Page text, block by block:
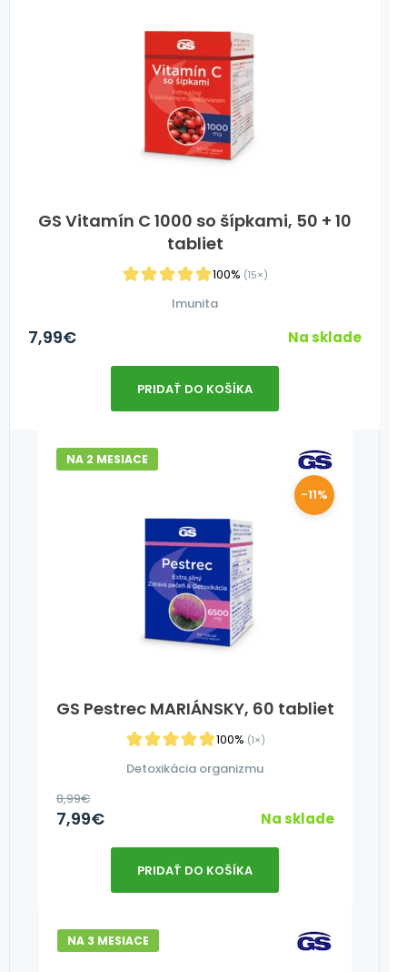
GS Vitamín C 1000 so šípkami, 50 + 10
tabliet
100% (15×)
Imunita
7,99€ Na sklade
PRIDAŤ DO KOŠÍKA
GS Pestrec MARIÁNSKY, 60 tabliet
100% (1×)
NA 2 MESIACE
Detoxikácia organizmu
-11%
8,99€
7,99€ Na sklade
PRIDAŤ DO KOŠÍKA
NA 3 MESIACE